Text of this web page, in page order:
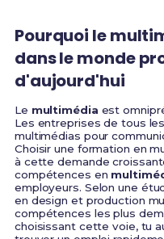
Pourquoi le
dans le monde
d'aujourd'hui
Le multimédia est
Les entreprises de tous
multimédias pour
Choisir une formation en
à cette demande
compétences en
employeurs. Selon une
en design et production
compétences les plus
choisissant cette voie, tu